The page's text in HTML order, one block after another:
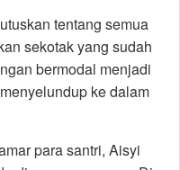
tentang semua
sekotak yang sudah
bermodal menjadi
ke dalam
para santri, Aisyi